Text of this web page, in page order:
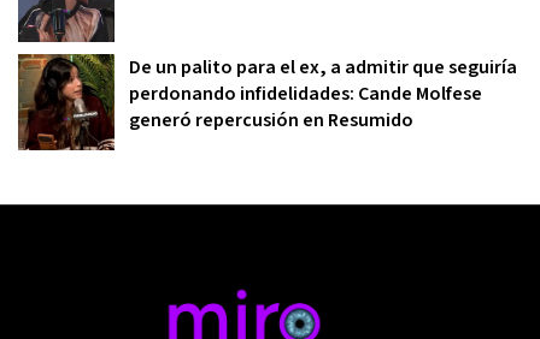
De un palito para el ex, a admitir que seguiría
perdonando infidelidades: Cande Molfese
generó repercusión en Resumido